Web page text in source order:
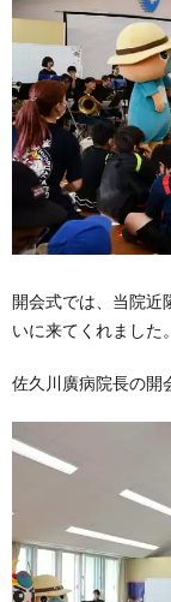
開会式では、当院近
いに来てくれました。
佐久川廣病院長の開